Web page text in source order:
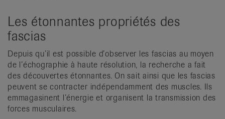
Les étonnantes propriétés des
fascias
Depuis qu’il est possible d’observer les fascias au moyen
de l’échographie à haute résolution, la recherche a fait
des découvertes étonnantes. On sait ainsi que les fascias
peuvent se contracter indépendamment des muscles. Ils
emmagasinent l’énergie et organisent la transmission des
forces musculaires.